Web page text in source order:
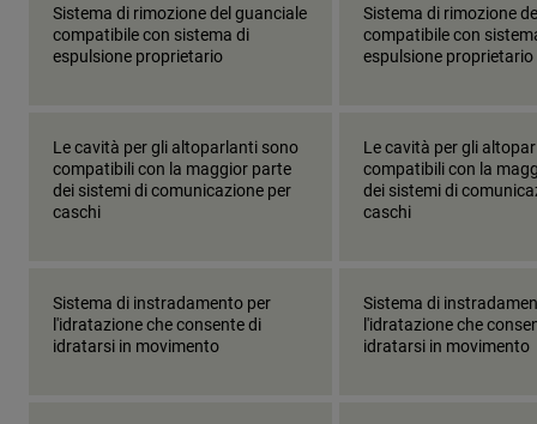
Sistema di rimozione del guanciale
compatibile con sistema di
espulsione proprietario
Sistema di rimozione
compatibile con
espulsione proprietario
Le cavità per gli altoparlanti sono
compatibili con la maggior parte
dei sistemi di comunicazione per
caschi
Le cavità per gli
compatibili con la
dei sistemi di
caschi
Sistema di instradamento per
l'idratazione che consente di
idratarsi in movimento
Sistema di
l'idratazione che
idratarsi in movimento